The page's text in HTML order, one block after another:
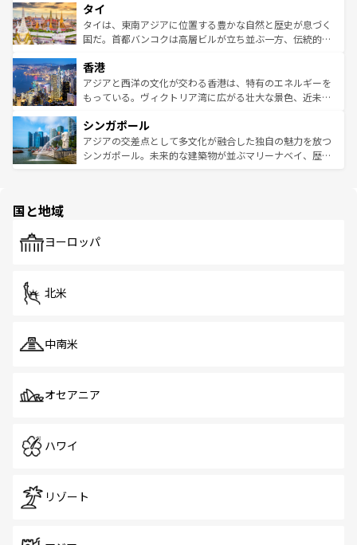
リティに包まれながら、韓国の多彩な魅力を心ゆくまで味
わってみてほしい。 なお、新着の韓国情報はコンテンツ一
覧を参照してほしい。
急速な発展と共に伝統が息づく。ハノイの古い町並みやホ
ーチミン市のフランス統治時代の建物も、独特の雰囲気を
醸し出している。また、バラエティの豊かさとおいしさで
とつ。フォーやバインミー、ベトナムコーヒーなどは、ぜ
ひ現地で味わいたい。どの地域を訪れてもあたたかい人々
が旅行者を迎えてくれるので、きっと忘れられない旅にな
参照してほしい。
タイ
タイは、東南アジアに位置する豊かな自然と歴史が息づく
国だ。首都バンコクは高層ビルが立ち並ぶ一方、伝統的な
の活気が交差している。北部ではチェンマイなどの山岳地
帯で自然と触れ合い、南部ではプーケットやクラビの美し
いビーチでリゾート気分を楽しむことができる。タイ料理
激する。気候は一年中温暖で、どの季節にも異なる楽しみ
が待っている。親しみやすいタイの人々、仏教を中心とし
た文化、そして多様な観光資源が、訪れる旅人を魅了し続
香港
アジアと西洋の文化が交わる香港は、特有のエネルギーを
もっている。ヴィクトリア湾に広がる壮大な景色、近未来
み、どこを訪れても感動するはず。観光スポットが密集し
ており、効率よく見どころを回れるのも魅力。息をのむよ
うな絶景から文化的な体験まで、香港を存分に楽しみ尽く
シンガポール
アジアの交差点として多文化が融合した独自の魅力を放つ
シンガポール。未来的な建築物が並ぶマリーナベイ、歴史
で、ホーカーズは地元の風情を楽しめる外せないスポット
国と地域
ヨーロッパ
北米
中南米
オセアニア
ハワイ
リゾート